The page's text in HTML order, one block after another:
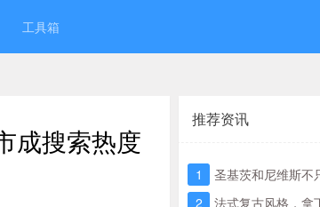
工具箱
成搜索热度
推荐资讯
1
圣基茨和尼维斯不只有环球投资
2
法式复古风格，拿下五一休闲